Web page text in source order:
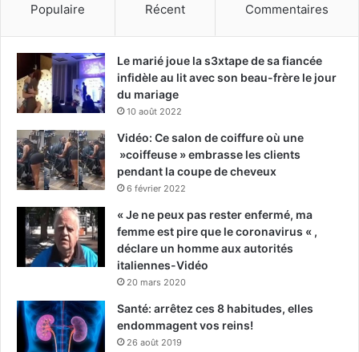
Populaire Récent Commentaires
Le marié joue la s3xtape de sa fiancée
infidèle au lit avec son beau-frère le jour
du mariage
10 août 2022
Vidéo: Ce salon de coiffure où une
»coiffeuse » embrasse les clients
pendant la coupe de cheveux
6 février 2022
« Je ne peux pas rester enfermé, ma
femme est pire que le coronavirus « ,
déclare un homme aux autorités
italiennes-Vidéo
20 mars 2020
Santé: arrêtez ces 8 habitudes, elles
endommagent vos reins!
26 août 2019